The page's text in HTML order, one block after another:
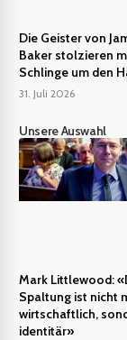
Die Geister von
Baker stolzieren
Schlinge um den
31. Juli 2026
Unsere Auswahl
Mark Littlewood:
Spaltung ist nicht
wirtschaftlich,
identitär»